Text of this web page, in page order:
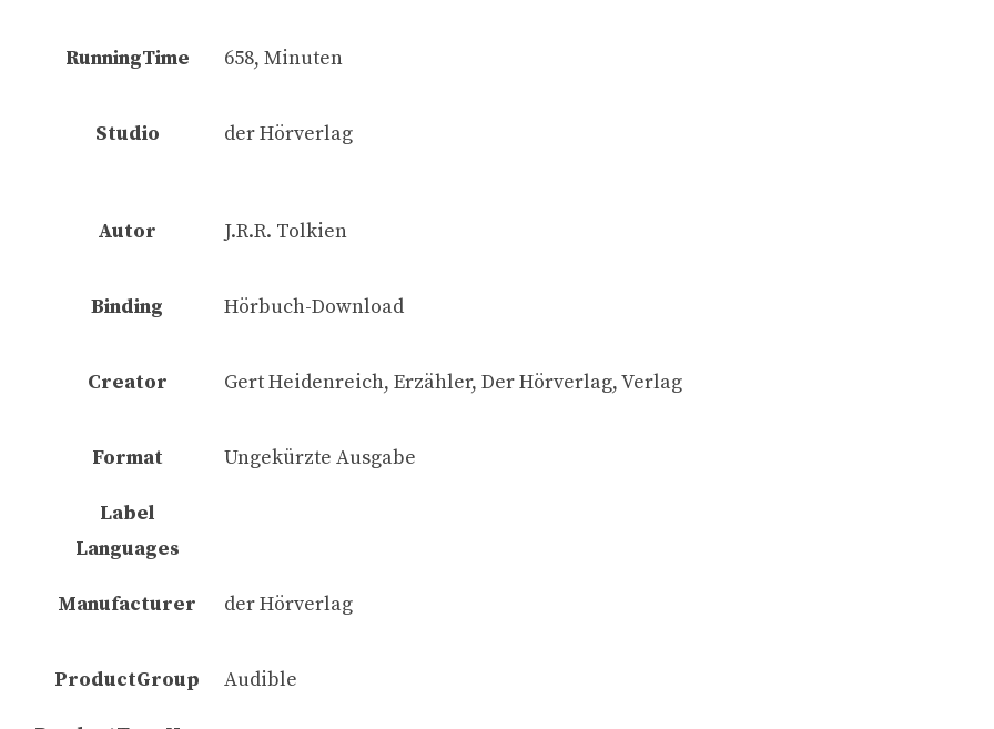
RunningTime 658, Minuten
Studio der Hörverlag
Autor J.R.R. Tolkien
Binding Hörbuch-Download
Creator Gert Heidenreich, Erzähler, Der Hörverlag, Verlag
Format Ungekürzte Ausgabe
Label
Languages
Manufacturer der Hörverlag
ProductGroup Audible